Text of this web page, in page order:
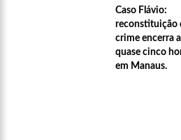
Caso Flávio:
reconstituição
crime encerra
quase cinco
em Manaus.